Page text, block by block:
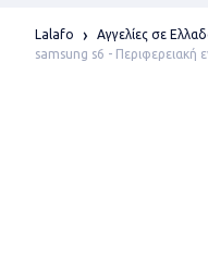
Lalafo Αγγελίες σε
samsung s6 -